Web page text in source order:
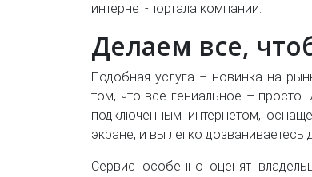
интернет-портала компании.
Делаем все,
Подобная услуга – новинка на
том, что все гениальное – просто.
подключенным интернетом,
экране, и вы легко
Сервис особенно оценят